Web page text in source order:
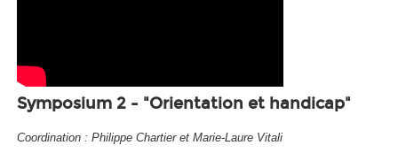
Symposium 2 - "Orientation et handicap"
Coordination : Philippe Chartier et Marie-Laure Vitali